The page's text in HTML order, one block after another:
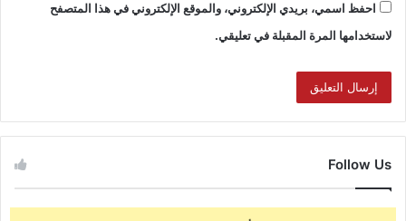
احفظ اسمي، بريدي الإلكتروني، والموقع الإلكتروني في هذا المتصفح
لاستخدامها المرة المقبلة في تعليقي.
Follow Us